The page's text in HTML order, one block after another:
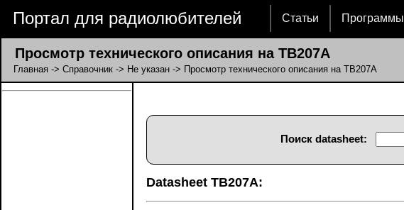
Портал для радиолюбителей Статьи Программы
Просмотр технического описания на TB207A
Главная -> Справочник -> Не указан -> Просмотр технического описания на TB207A
Поиск datasheet:
Datasheet TB207A: